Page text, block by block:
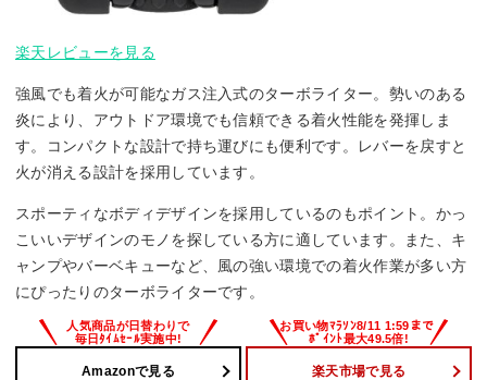
楽天レビューを見る
強風でも着火が可能なガス注入式のターボライター。勢いのある
炎により、アウトドア環境でも信頼できる着火性能を発揮しま
す。コンパクトな設計で持ち運びにも便利です。レバーを戻すと
火が消える設計を採用しています。
スポーティなボディデザインを採用しているのもポイント。かっ
こいいデザインのモノを探している方に適しています。また、キ
ャンプやバーベキューなど、風の強い環境での着火作業が多い方
にぴったりのターボライターです。
Amazonで見る 楽天市場で見る